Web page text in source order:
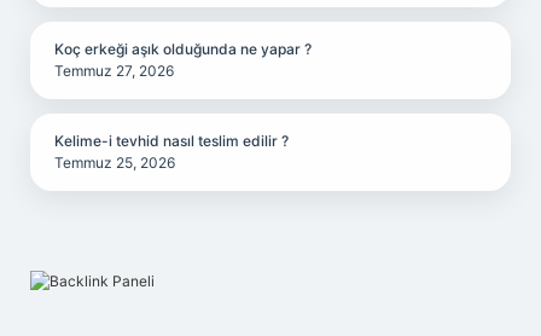
Koç erkeği aşık olduğunda ne yapar ?
Temmuz 27, 2026
Kelime-i tevhid nasıl teslim edilir ?
Temmuz 25, 2026